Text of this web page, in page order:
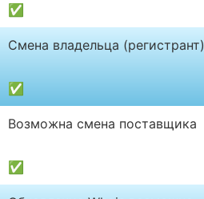
✅
Смена владельца (регистрант)
✅
Возможна смена поставщика
✅